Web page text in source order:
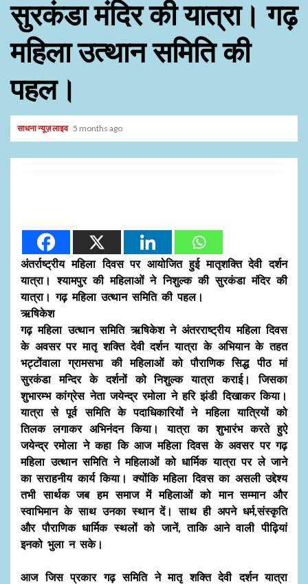
सुरकंडा मंदिर की यात्रा। गढ़
महिला उत्थान समिति की
पहल।
साधना न्यूज़ लाइव 5 months ago
अंतर्राष्ट्रीय महिला दिवस पर आयोजित हुई मातृशक्ति देवी दर्शन
यात्रा। श्यामपुर की महिलाओं ने निशुल्क की सुरकंडा मंदिर की
यात्रा। गढ़ महिला उत्थान समिति की पहल।
ऋषिकेश
गढ़ महिला उत्थान समिति ऋषिकेश ने अंतरराष्ट्रीय महिला दिवस
के अवसर पर मातृ शक्ति देवी दर्शन यात्रा के अभियान के तहत
भट्टोंवाला ग्रामसभा की महिलाओं को पौराणिक सिद्ध पीठ मां
सुरकंडा मन्दिर के दर्शनों को निशुल्क यात्रा कराई। जिसका
शुभारम्भ कांग्रेस नेता जयेन्द्र रमोला ने हरि झंडी दिखाकर किया।
यात्रा से पूर्व समिति के पदाधिकारियों ने महिला यात्रियों को
तिलक लगाकर अभिनंदन किया। यात्रा का शुभारंभ करते हुऐ
जयेन्द्र रमोला ने कहा कि आज महिला दिवस के अवसर पर गढ़
महिला उत्थान समिति ने महिलाओं को धार्मिक यात्रा पर ले जाने
का सराहनीय कार्य किया। क्योंकि महिला दिवस का असली उद्देश्य
तभी सार्थक जब हम समाज में महिलाओं को मान सम्मान और
स्वाभिमान के साथ उनका स्थान दें। साथ ही अपने धर्म,संस्कृति
और पौराणिक धार्मिक स्थलों को जानें, ताकि आने वाली पीढ़ियां
इनको भुला न सके।
आज जिस प्रकार गढ़ समिति ने मातृ शक्ति देवी दर्शन यात्रा